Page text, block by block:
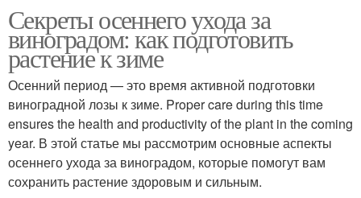
Секреты осеннего ухода за
виноградом: как подготовить
растение к зиме
Осенний период — это время активной подготовки
виноградной лозы к зиме. Proper care during this time
ensures the health and productivity of the plant in the coming
year. В этой статье мы рассмотрим основные аспекты
осеннего ухода за виноградом, которые помогут вам
сохранить растение здоровым и сильным.